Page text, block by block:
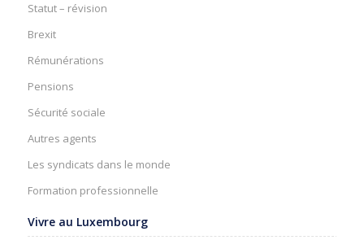
Statut – révision
Brexit
Rémunérations
Pensions
Sécurité sociale
Autres agents
Les syndicats dans le monde
Formation professionnelle
Vivre au Luxembourg